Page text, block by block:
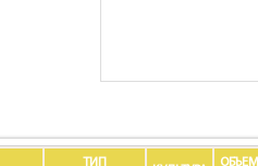
ТИП
ОБЪЕМ